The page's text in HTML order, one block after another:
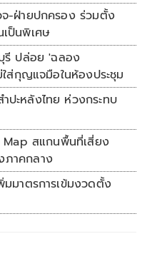
จ-ฝ่ายปกครอง ร่วมตั้ง
ป็นพิเศษ
รี ปล่อย 'ฉลอง
ส่กุญแจมือในห้องประชุม
ปะหลังไทย ห่วงกระทบ
สแกนพื้นที่เสี่ยง
ภาคกลาง
มาตรการเข้มงวดตั้ง